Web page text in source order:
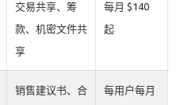
交易共享、筹
款、机密文件共
享
每月 $140
起
销售建议书、合
每用户每月